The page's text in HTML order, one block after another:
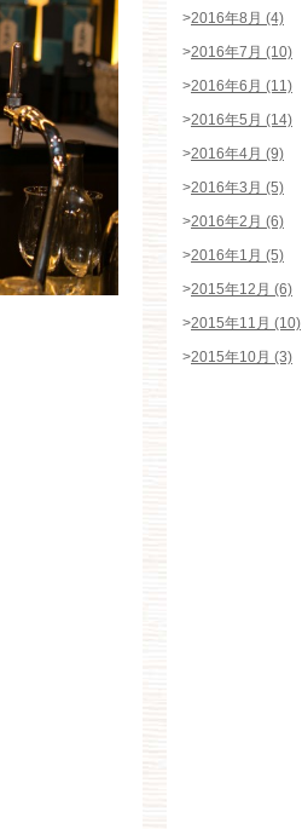
>2016年8月 (4)
>2016年7月 (10)
>2016年6月 (11)
>2016年5月 (14)
>2016年4月 (9)
>2016年3月 (5)
>2016年2月 (6)
>2016年1月 (5)
>2015年12月 (6)
>2015年11月 (10)
>2015年10月 (3)